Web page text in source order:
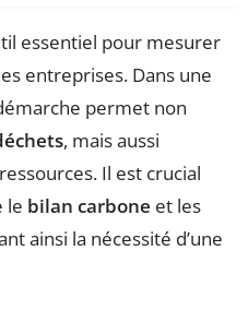
essentiel pour mesurer
entreprises. Dans une
permet non
, mais aussi
Il est crucial
le bilan carbone et les
ainsi la nécessité d’une